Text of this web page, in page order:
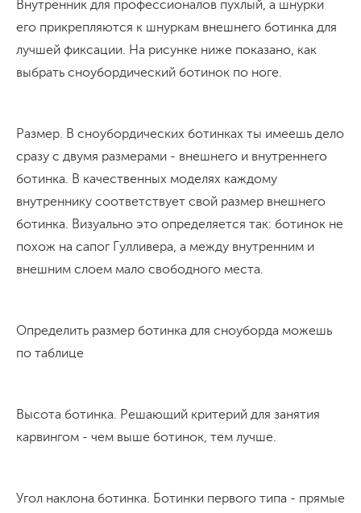
Внутренник для профессионалов пухлый, а шнурки
его прикрепляются к шнуркам внешнего ботинка для
лучшей фиксации. На рисунке ниже показано, как
выбрать сноубордический ботинок по ноге.
Размер. В сноубордических ботинках ты имеешь дело
сразу с двумя размерами - внешнего и внутреннего
ботинка. В качественных моделях каждому
внутреннику соответствует свой размер внешнего
ботинка. Визуально это определяется так: ботинок не
похож на сапог Гулливера, а между внутренним и
внешним слоем мало свободного места.
Определить размер ботинка для сноуборда можешь
по таблице
Высота ботинка. Решающий критерий для занятия
карвингом - чем выше ботинок, тем лучше.
Угол наклона ботинка. Ботинки первого типа - прямые